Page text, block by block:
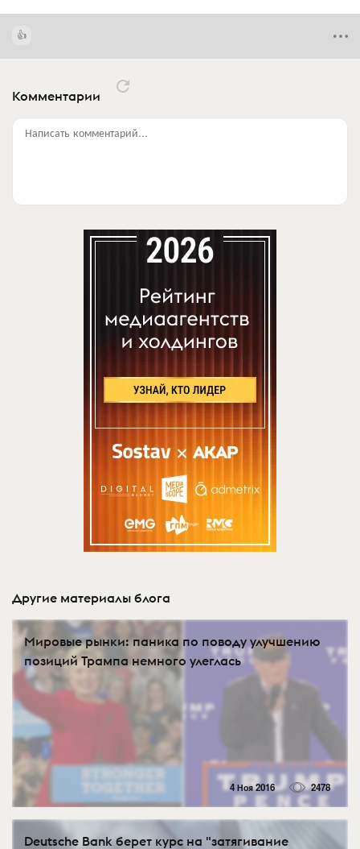
Комментарии
Написать комментарий...
Другие материалы блога
Мировые рынки: паника по поводу улучшению
позиций Трампа немного улеглась
4 Ноя 2016 2478
Deutsche Bank берет курс на "затягивание